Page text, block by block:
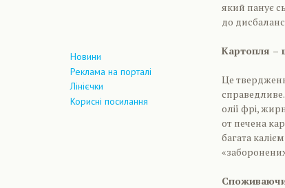
Новини
Реклама на порталі
Лінієчки
Корисні посилання
який панує
до
Картопля –
Це
олії фрі,
от печена
багата